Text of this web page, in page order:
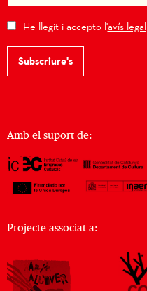
He llegit i accepto l'avís legal
Subscriure's
Amb el suport de:
Projecte associat a: